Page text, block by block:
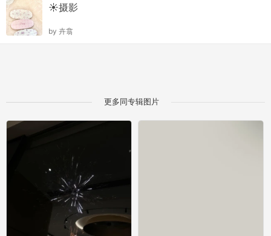
☀摄影
by 卉翕
更多同专辑图片